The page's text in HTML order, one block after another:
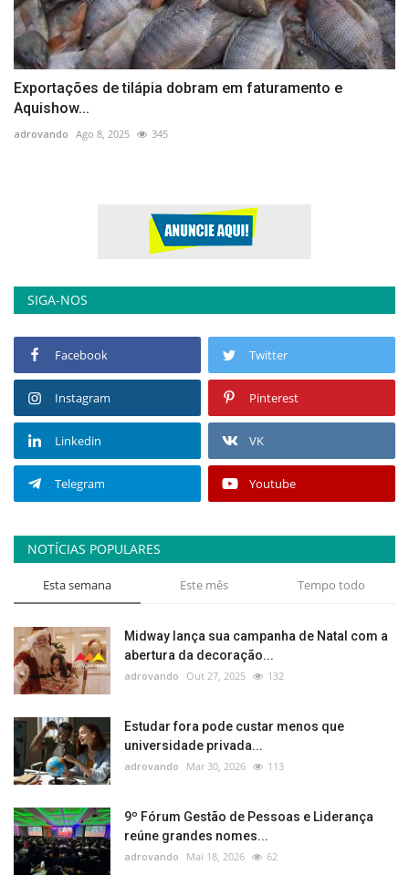
Exportações de tilápia dobram em faturamento e
Aquishow...
adrovando Ago 8, 2025 345
SIGA-NOS
Facebook Twitter
Instagram Pinterest
Linkedin VK
Telegram Youtube
NOTÍCIAS POPULARES
Esta semana Este mês Tempo todo
Midway lança sua campanha de Natal com a
abertura da decoração...
adrovando Out 27, 2025 132
Estudar fora pode custar menos que
universidade privada...
adrovando Mar 30, 2026 113
9º Fórum Gestão de Pessoas e Liderança
reúne grandes nomes...
adrovando Mai 18, 2026 62